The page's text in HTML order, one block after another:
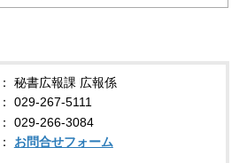
秘書広報課 広報係
029-267-5111
029-266-3084
お問合せフォーム